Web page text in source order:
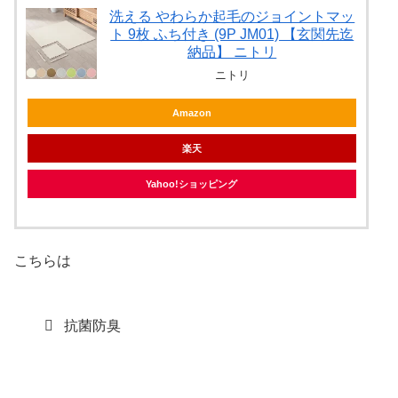
洗える やわらか起毛のジョイントマッ
ト 9枚 ふち付き (9P JM01) 【玄関先迄
納品】 ニトリ
ニトリ
Amazon
楽天
Yahoo!ショッピング
こちらは
抗菌防臭